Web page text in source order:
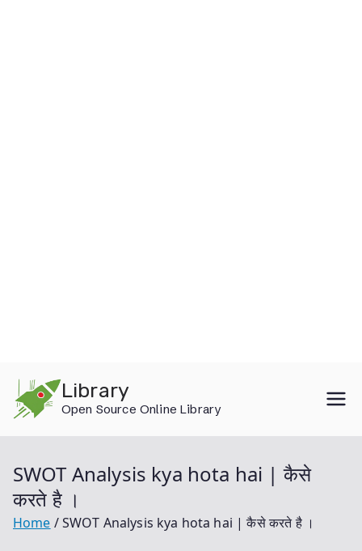
content
Library
Open Source Online Library
SWOT Analysis kya hota hai | कैसे
करते है ।
Home SWOT Analysis kya hota hai | कैसे करते है ।